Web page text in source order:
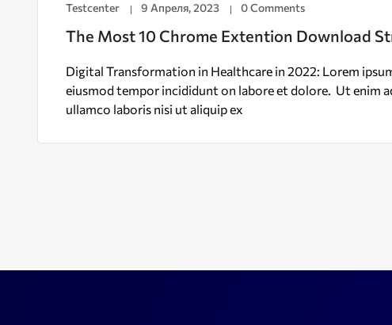
Testcenter 9 Апреля, 2023 0 Comments
The Most 10 Chrome Extention Download
Digital Transformation in Healthcare in 2022: Lorem
eiusmod tempor incididunt on labore et dolore. Ut enim
ullamco laboris nisi ut aliquip ex